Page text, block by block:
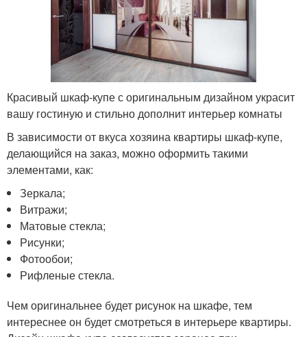
Красивый шкаф-купе с оригинальным дизайном украсит
вашу гостиную и стильно дополнит интерьер комнаты
В зависимости от вкуса хозяина квартиры шкаф-купе,
делающийся на заказ, можно оформить такими
элементами, как:
Зеркала;
Витражи;
Матовые стекла;
Рисунки;
Фотообои;
Рифленые стекла.
Чем оригинальнее будет рисунок на шкафе, тем
интереснее он будет смотреться в интерьере квартиры.